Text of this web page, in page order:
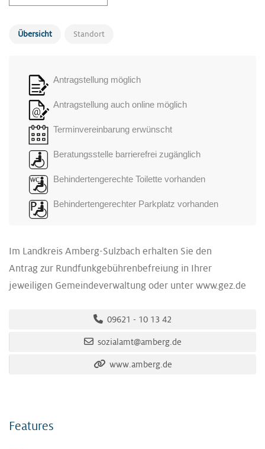
Übersicht Standort
Antragstellung möglich
Antragstellung auch online möglich
Terminvereinbarung erwünscht
Beratungsstelle barrierefrei zugänglich
Behindertengerechte Toilette vorhanden
Behindertengerechter Parkplatz vorhanden
Im Landkreis Amberg-Sulzbach erhalten Sie den
Antrag zur Rundfunkgebührenbefreiung in Ihrer
jeweiligen Gemeindeverwaltung oder unter www.gez.de
09621 - 10 13 42
sozialamt@amberg.de
www.amberg.de
Features